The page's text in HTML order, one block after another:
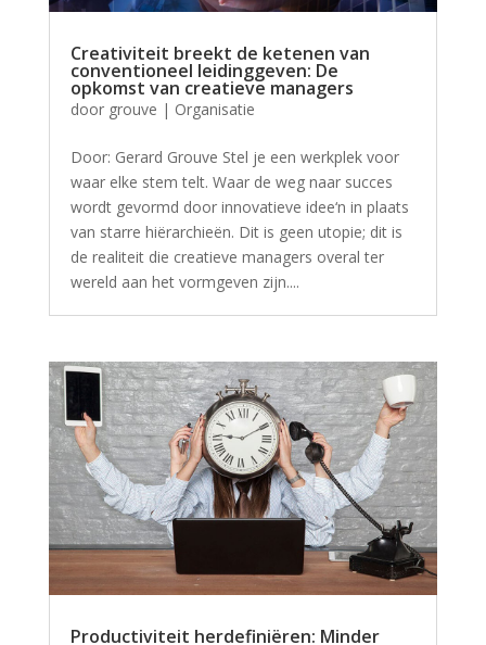
Creativiteit breekt de ketenen van
conventioneel leidinggeven: De
opkomst van creatieve managers
door grouve | Organisatie
Door: Gerard Grouve Stel je een werkplek voor
waar elke stem telt. Waar de weg naar succes
wordt gevormd door innovatieve idee‘n in plaats
van starre hiërarchieën. Dit is geen utopie; dit is
de realiteit die creatieve managers overal ter
wereld aan het vormgeven zijn....
Productiviteit herdefiniëren: Minder